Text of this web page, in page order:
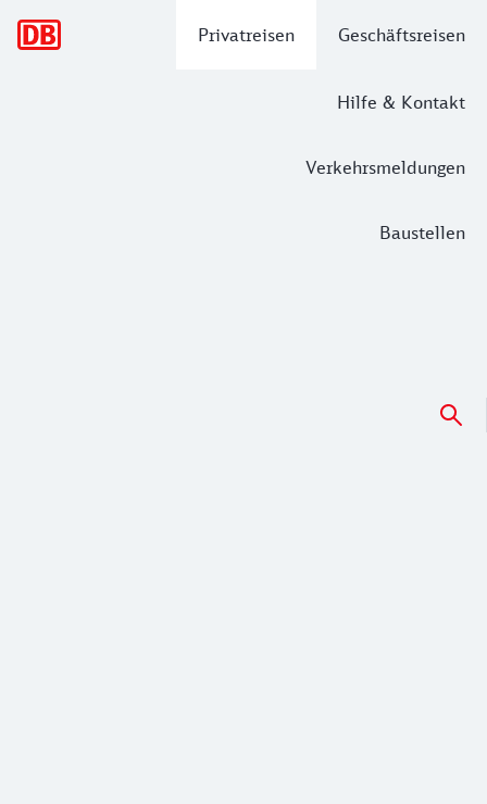
Privatreisen Geschäftsreisen
Hilfe & Kontakt
Verkehrsmeldungen
Baustellen